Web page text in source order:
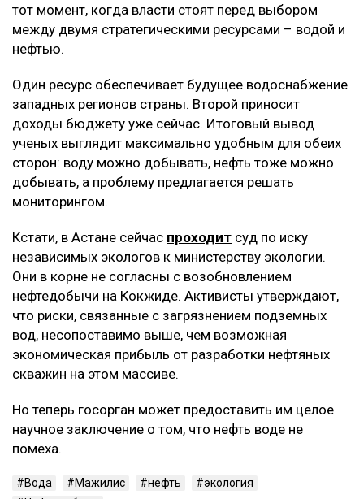
тот момент, когда власти стоят перед выбором
между двумя стратегическими ресурсами – водой и
нефтью.
Один ресурс обеспечивает будущее водоснабжение
западных регионов страны. Второй приносит
доходы бюджету уже сейчас. Итоговый вывод
ученых выглядит максимально удобным для обеих
сторон: воду можно добывать, нефть тоже можно
добывать, а проблему предлагается решать
мониторингом.
Кстати, в Астане сейчас проходит суд по иску
независимых экологов к министерству экологии.
Они в корне не согласны с возобновлением
нефтедобычи на Кокжиде. Активисты утверждают,
что риски, связанные с загрязнением подземных
вод, несопоставимо выше, чем возможная
экономическая прибыль от разработки нефтяных
скважин на этом массиве.
Но теперь госорган может предоставить им целое
научное заключение о том, что нефть воде не
помеха.
Вода Мажилис нефть
экология